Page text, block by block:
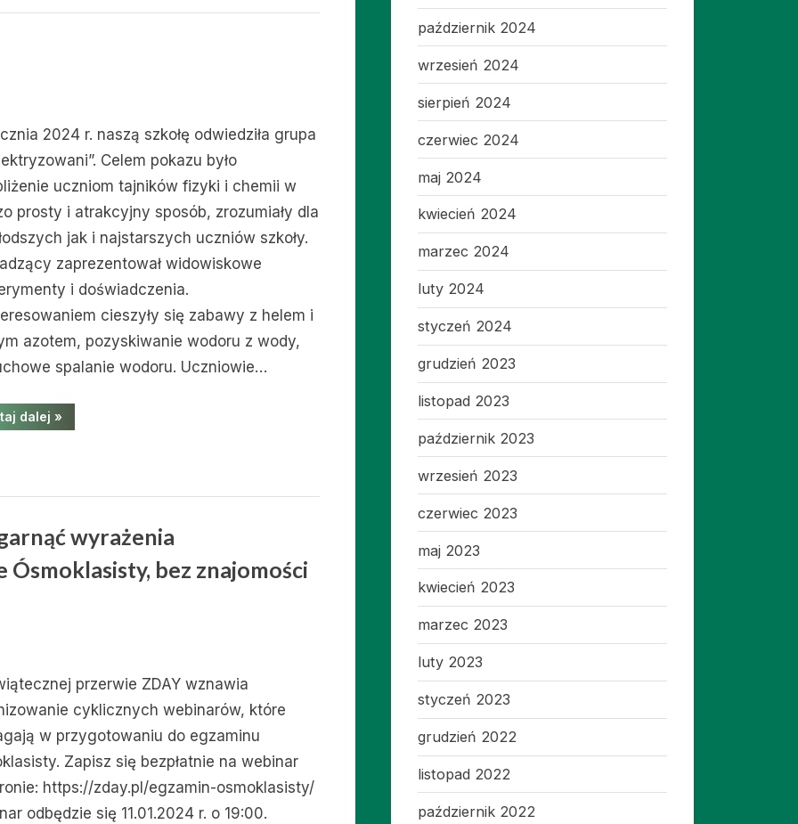
2024 r. naszą szkołę odwiedziła grupa
Celem pokazu było
uczniom tajników fizyki i chemii w
prosty i atrakcyjny sposób, zrozumiały dla
jak i najstarszych uczniów szkoły.
zaprezentował widowiskowe
i doświadczenia.
cieszyły się zabawy z helem i
azotem, pozyskiwanie wodoru z wody,
spalanie wodoru. Uczniowie…
dalej “Grupa
“Zaelaktryzowani””
»
wyrażenia
Ósmoklasisty, bez znajomości
przerwie ZDAY wznawia
cyklicznych webinarów, które
w przygotowaniu do egzaminu
Zapisz się bezpłatnie na webinar
https://zday.pl/egzamin-osmoklasisty/
odbędzie się 11.01.2024 r. o 19:00.
październik 2024
wrzesień 2024
sierpień 2024
czerwiec 2024
maj 2024
kwiecień 2024
marzec 2024
luty 2024
styczeń 2024
grudzień 2023
listopad 2023
październik 2023
wrzesień 2023
czerwiec 2023
maj 2023
kwiecień 2023
marzec 2023
luty 2023
styczeń 2023
grudzień 2022
listopad 2022
październik 2022